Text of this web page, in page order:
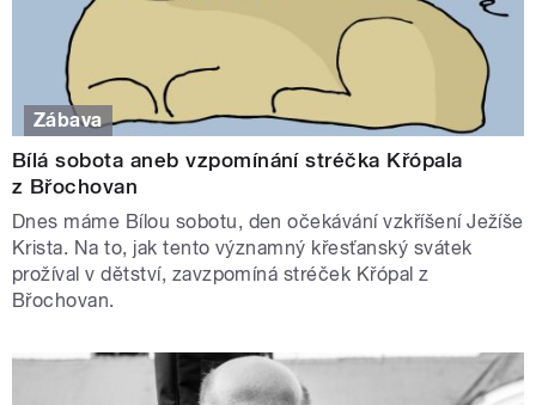
Zábava
Bílá sobota aneb vzpomínání stréčka Křópala
z Břochovan
Dnes máme Bílou sobotu, den očekávání vzkříšení Ježíše
Krista. Na to, jak tento významný křesťanský svátek
prožíval v dětství, zavzpomíná stréček Křópal z
Břochovan.